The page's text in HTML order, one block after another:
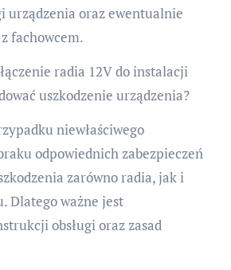
urządzenia oraz ewentualnie
fachowcem.
radia 12V do instalacji
uszkodzenie urządzenia?
niewłaściwego
odpowiednich zabezpieczeń
zarówno radia, jak i
Dlatego ważne jest
obsługi oraz zasad